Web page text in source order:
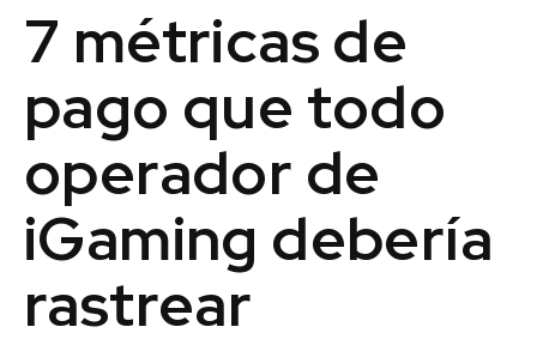
7 métricas de
pago que todo
operador de
iGaming debería
rastrear